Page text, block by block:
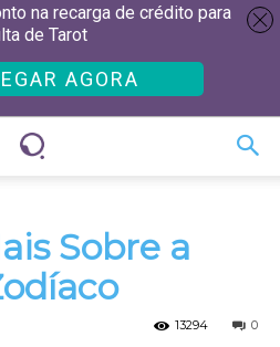
Sobre a
0
13294
na recarga de crédito para
de Tarot
AGORA